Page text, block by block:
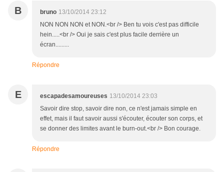
B bruno 13/10/2014 23:12
NON NON NON et NON.<br /> Ben tu vois c'est pas difficile
hein.....<br /> Oui je sais c'est plus facile derrière un
écran.........
Répondre
E escapadesamoureuses 13/10/2014 23:03
Savoir dire stop, savoir dire non, ce n'est jamais simple en
effet, mais il faut savoir aussi s'écouter, écouter son corps, et
se donner des limites avant le burn-out.<br /> Bon courage.
Répondre